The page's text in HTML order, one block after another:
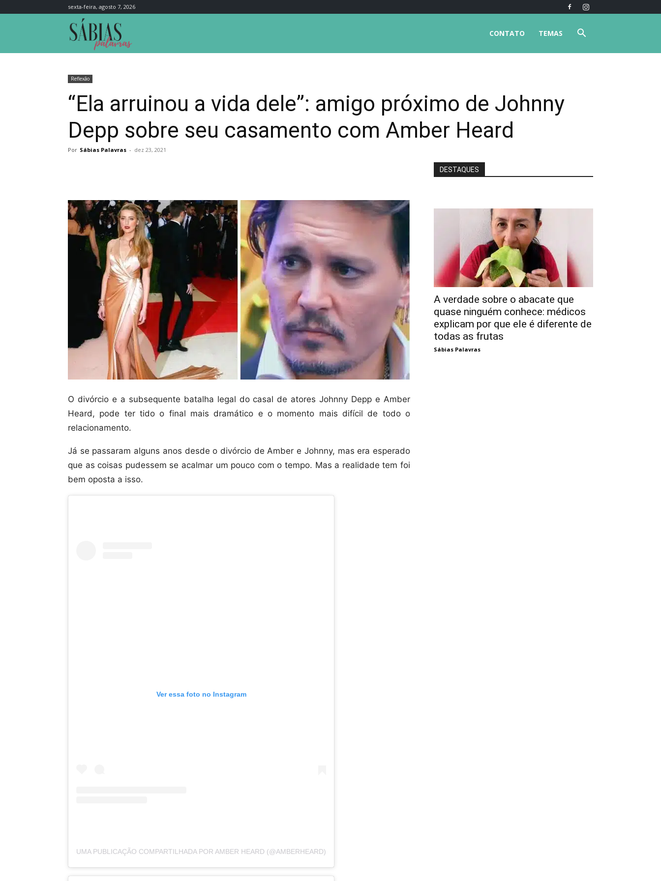
sexta-feira, agosto 7, 2026
TEMAS
CONTATO
Reflexão
“Ela arruinou a vida dele”: amigo próximo de Johnny
Depp sobre seu casamento com Amber Heard
Por Sábias Palavras - dez 23, 2021
O divórcio e a subsequente batalha legal do casal de atores Johnny Depp e Amber
Heard, pode ter tido o final mais dramático e o momento mais difícil de todo o
relacionamento.
Já se passaram alguns anos desde o divórcio de Amber e Johnny, mas era esperado
que as coisas pudessem se acalmar um pouco com o tempo. Mas a realidade tem foi
bem oposta a isso.
Ver essa foto no Instagram
UMA PUBLICAÇÃO COMPARTILHADA POR AMBER HEARD (@AMBERHEARD)
DESTAQUES
A verdade sobre o abacate que
quase ninguém conhece: médicos
explicam por que ele é diferente de
todas as frutas
Sábias Palavras